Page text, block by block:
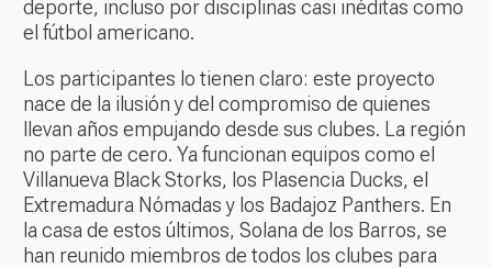
deporte, incluso por disciplinas casi inéditas como
el fútbol americano.
Los participantes lo tienen claro: este proyecto
nace de la ilusión y del compromiso de quienes
llevan años empujando desde sus clubes. La región
no parte de cero. Ya funcionan equipos como el
Villanueva Black Storks, los Plasencia Ducks, el
Extremadura Nómadas y los Badajoz Panthers. En
la casa de estos últimos, Solana de los Barros, se
han reunido miembros de todos los clubes para